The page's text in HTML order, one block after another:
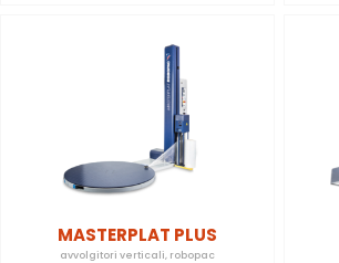
MASTERPLAT PLUS
avvolgitori verticali, robopac